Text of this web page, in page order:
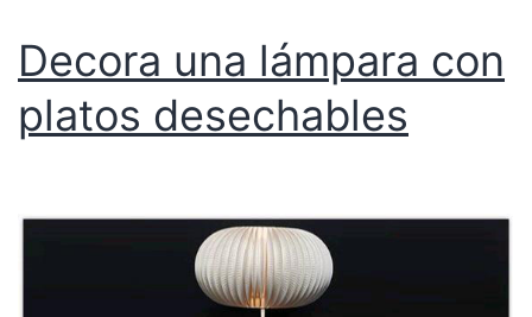
Decora una lámpara con
platos desechables